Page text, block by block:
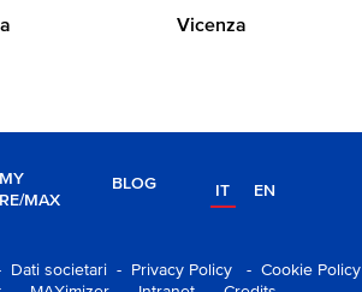
Vicenza
MY
RE/MAX
BLOG IT EN
Dati societari- Privacy Policy
- Cookie Policy